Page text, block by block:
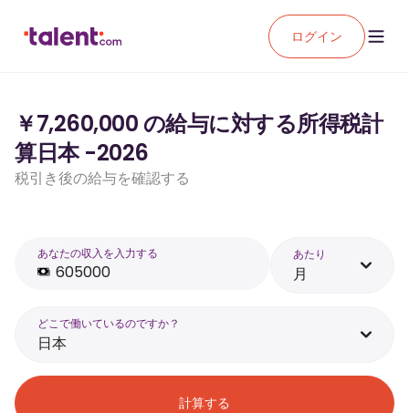
ログイン
￥7,260,000 の給与に対する所得税計
算日本 -2026
税引き後の給与を確認する
あなたの収入を入力する あたり
月
どこで働いているのですか？
日本
計算する